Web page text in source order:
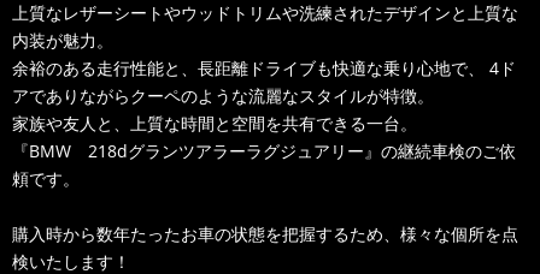
上質なレザーシートやウッドトリムや洗練されたデザインと上質な
内装が魅力。
余裕のある走行性能と、長距離ドライブも快適な乗り心地で、 4ド
アでありながらクーペのような流麗なスタイルが特徴。
家族や友人と、上質な時間と空間を共有できる一台。
『BMW 218dグランツアラーラグジュアリー』の継続車検のご依
頼です。
購入時から数年たったお車の状態を把握するため、様々な個所を点
検いたします！